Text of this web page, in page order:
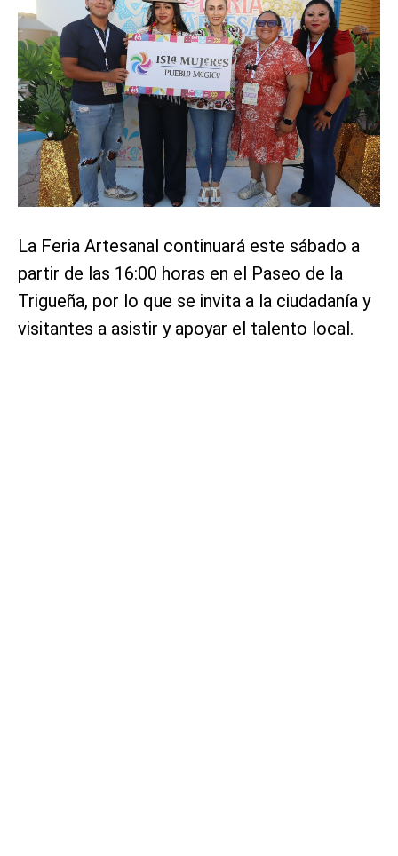
La Feria Artesanal continuará este sábado a
partir de las 16:00 horas en el Paseo de la
Trigueña, por lo que se invita a la ciudadanía y
visitantes a asistir y apoyar el talento local.